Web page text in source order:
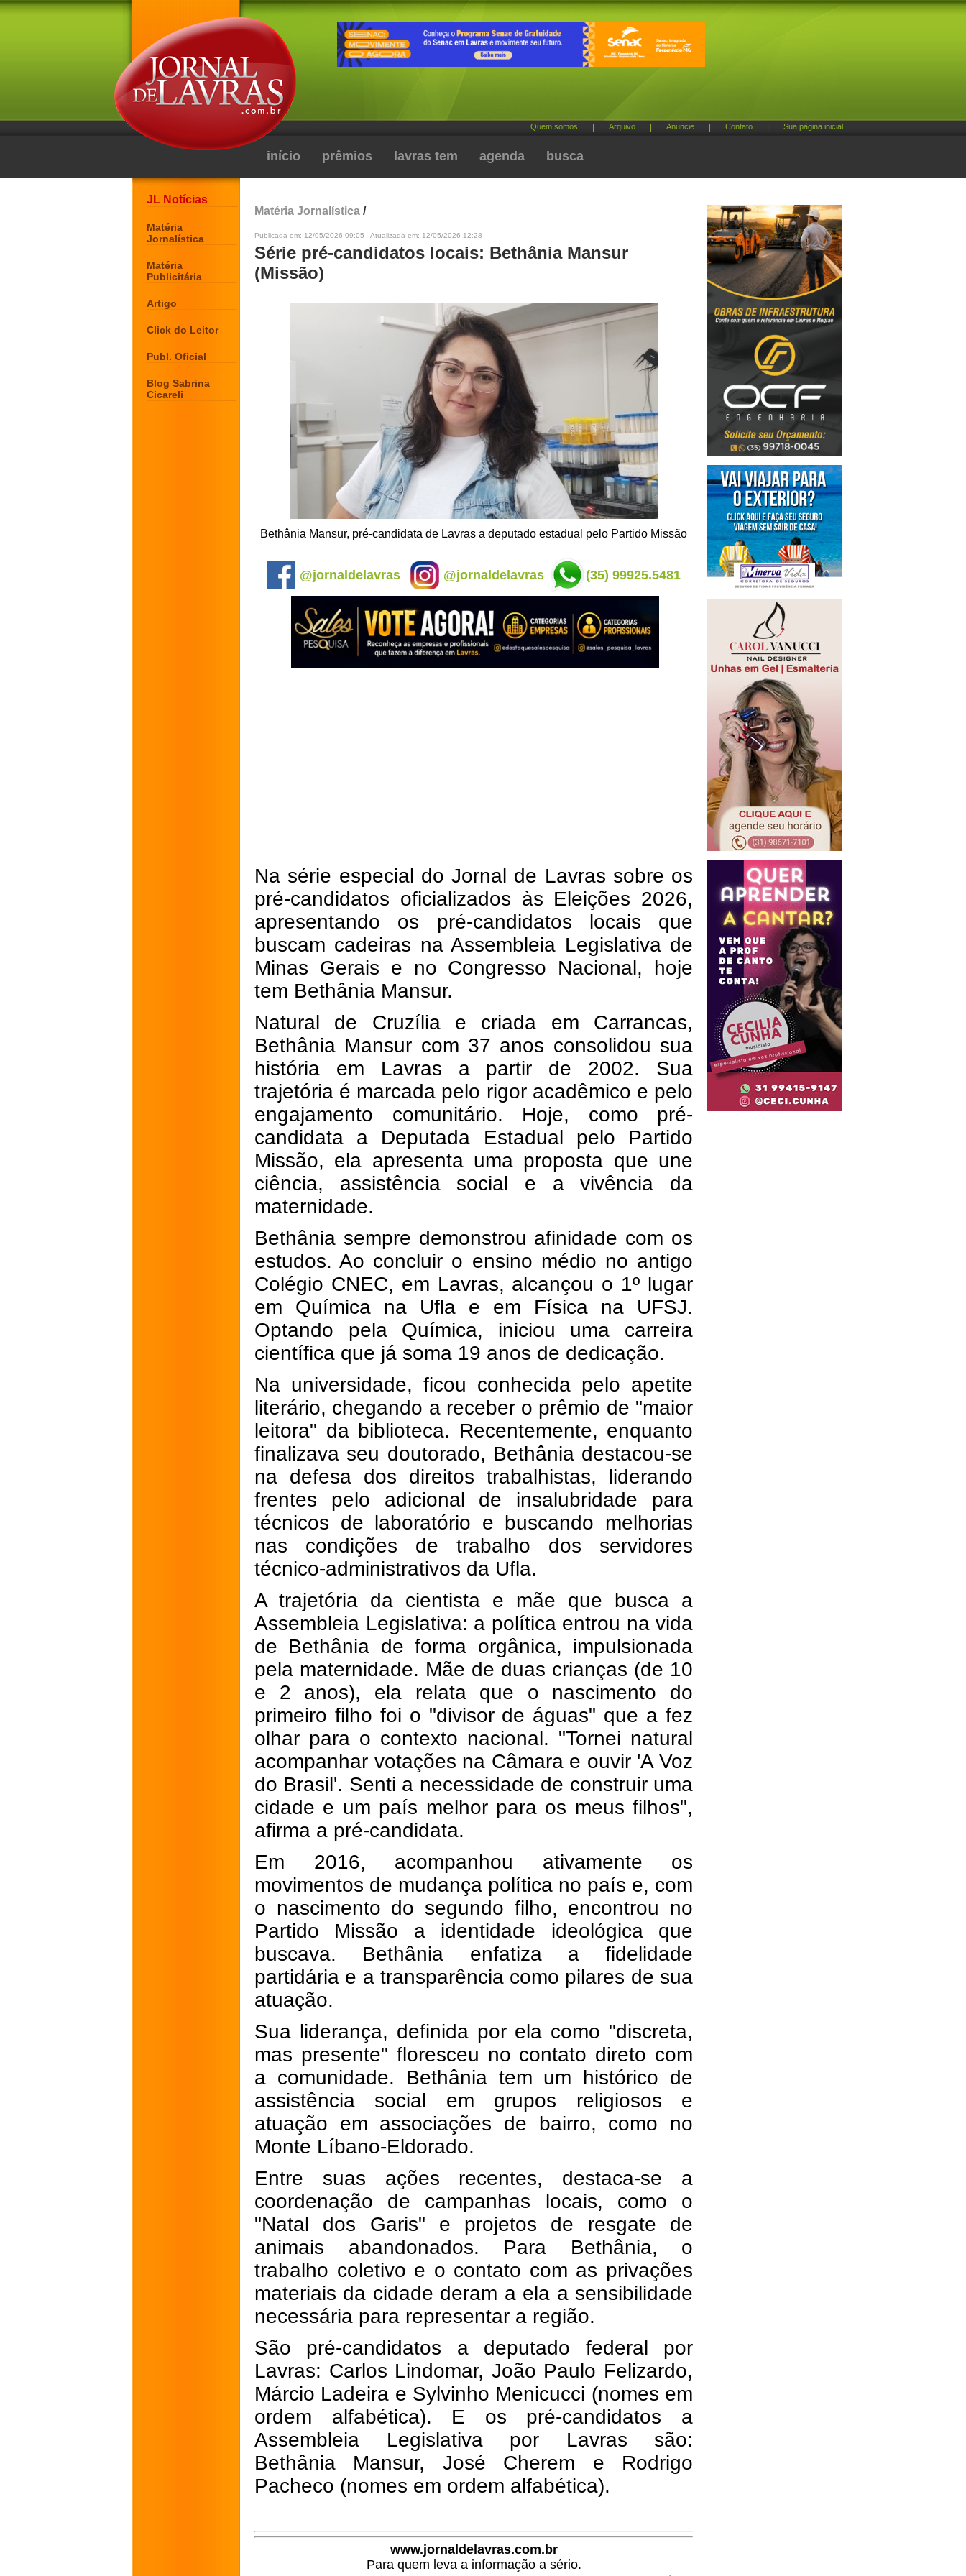
Quem somos Arquivo Anuncie Contato Sua página inicial
início prêmios lavras tem agenda busca
JL Notícias
Matéria
Jornalística
Matéria
Publicitária
Artigo
Click do Leitor
Publ. Oficial
Blog Sabrina
Cicareli
Matéria Jornalística /
Publicada em: 12/05/2026 09:05 - Atualizada em: 12/05/2026 12:28
Série pré-candidatos locais: Bethânia Mansur
(Missão)
Bethânia Mansur, pré-candidata de Lavras a deputado estadual pelo Partido Missão
@jornaldelavras @jornaldelavras (35) 99925.5481
Na série especial do Jornal de Lavras sobre os
pré-candidatos oficializados às Eleições 2026,
apresentando os pré-candidatos locais que
buscam cadeiras na Assembleia Legislativa de
Minas Gerais e no Congresso Nacional, hoje
tem Bethânia Mansur.
Natural de Cruzília e criada em Carrancas,
Bethânia Mansur com 37 anos consolidou sua
história em Lavras a partir de 2002. Sua
trajetória é marcada pelo rigor acadêmico e pelo
engajamento comunitário. Hoje, como pré-
candidata a Deputada Estadual pelo Partido
Missão, ela apresenta uma proposta que une
ciência, assistência social e a vivência da
maternidade.
Bethânia sempre demonstrou afinidade com os
estudos. Ao concluir o ensino médio no antigo
Colégio CNEC, em Lavras, alcançou o 1º lugar
em Química na Ufla e em Física na UFSJ.
Optando pela Química, iniciou uma carreira
científica que já soma 19 anos de dedicação.
Na universidade, ficou conhecida pelo apetite
literário, chegando a receber o prêmio de "maior
leitora" da biblioteca. Recentemente, enquanto
finalizava seu doutorado, Bethânia destacou-se
na defesa dos direitos trabalhistas, liderando
frentes pelo adicional de insalubridade para
técnicos de laboratório e buscando melhorias
nas condições de trabalho dos servidores
técnico-administrativos da Ufla.
A trajetória da cientista e mãe que busca a
Assembleia Legislativa: a política entrou na vida
de Bethânia de forma orgânica, impulsionada
pela maternidade. Mãe de duas crianças (de 10
e 2 anos), ela relata que o nascimento do
primeiro filho foi o "divisor de águas" que a fez
olhar para o contexto nacional. "Tornei natural
acompanhar votações na Câmara e ouvir 'A Voz
do Brasil'. Senti a necessidade de construir uma
cidade e um país melhor para os meus filhos",
afirma a pré-candidata.
Em 2016, acompanhou ativamente os
movimentos de mudança política no país e, com
o nascimento do segundo filho, encontrou no
Partido Missão a identidade ideológica que
buscava. Bethânia enfatiza a fidelidade
partidária e a transparência como pilares de sua
atuação.
Sua liderança, definida por ela como "discreta,
mas presente" floresceu no contato direto com
a comunidade. Bethânia tem um histórico de
assistência social em grupos religiosos e
atuação em associações de bairro, como no
Monte Líbano-Eldorado.
Entre suas ações recentes, destaca-se a
coordenação de campanhas locais, como o
"Natal dos Garis" e projetos de resgate de
animais abandonados. Para Bethânia, o
trabalho coletivo e o contato com as privações
materiais da cidade deram a ela a sensibilidade
necessária para representar a região.
São pré-candidatos a deputado federal por
Lavras: Carlos Lindomar, João Paulo Felizardo,
Márcio Ladeira e Sylvinho Menicucci (nomes em
ordem alfabética). E os pré-candidatos a
Assembleia Legislativa por Lavras são:
Bethânia Mansur, José Cherem e Rodrigo
Pacheco (nomes em ordem alfabética).
www.jornaldelavras.com.br
Para quem leva a informação a sério.